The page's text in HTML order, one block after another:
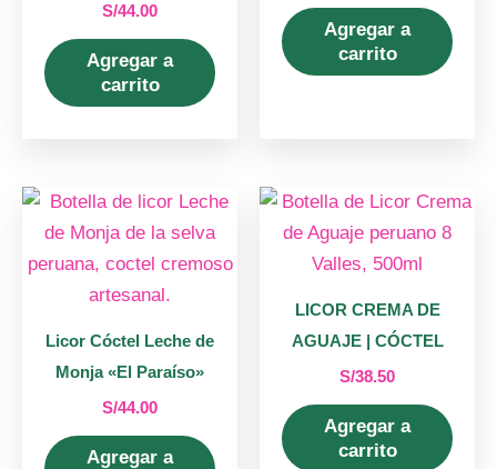
S/44.00
Agregar a
carrito
Agregar a
carrito
Licor Cóctel Leche de
Monja «El Paraíso»
S/44.00
Agregar a
LICOR CREMA DE
AGUAJE | CÓCTEL
S/38.50
Agregar a
carrito